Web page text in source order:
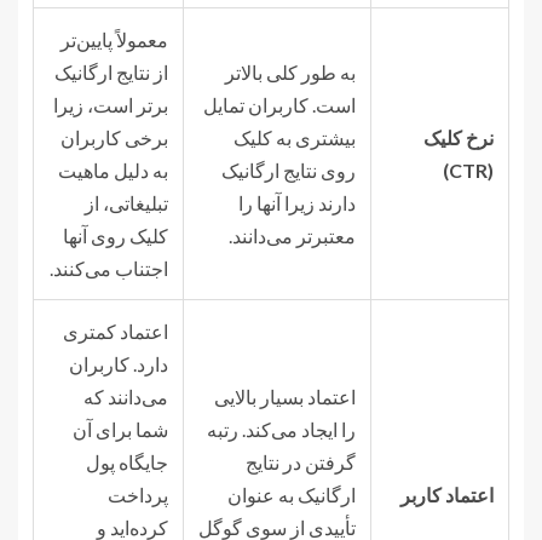
نرخ کلیک
(CTR)
به طور کلی بالاتر
است. کاربران تمایل
بیشتری به کلیک
روی نتایج ارگانیک
دارند زیرا آنها را
معتبرتر می‌دانند.
معمولاً پایین‌تر
از نتایج ارگانیک
برتر است، زیرا
برخی کاربران
به دلیل ماهیت
تبلیغاتی، از
کلیک روی آنها
اجتناب می‌کنند.
اعتماد کاربر
اعتماد بسیار بالایی
را ایجاد می‌کند. رتبه
گرفتن در نتایج
ارگانیک به عنوان
تأییدی از سوی گوگل
اعتماد کمتری
دارد. کاربران
می‌دانند که
شما برای آن
جایگاه پول
پرداخت
کرده‌اید و